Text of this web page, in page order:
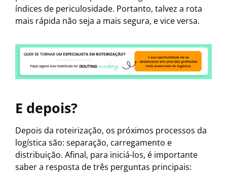
índices de periculosidade. Portanto, talvez a rota
mais rápida não seja a mais segura, e vice versa.
E depois?
Depois da roteirização, os próximos processos da
logística são: separação, carregamento e
distribuição. Afinal, para iniciá-los, é importante
saber a resposta de três perguntas principais: